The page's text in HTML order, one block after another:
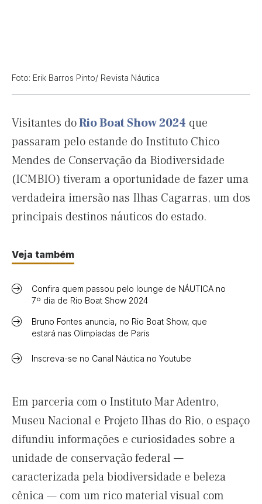
Foto: Erik Barros Pinto/ Revista Náutica
Visitantes doRio Boat Show 2024 que
passaram pelo estande do Instituto Chico
Mendes de Conservação da Biodiversidade
(ICMBIO) tiveram a oportunidade de fazer uma
verdadeira imersão nas Ilhas Cagarras, um dos
principais destinos náuticos do estado.
Veja também
Confira quem passou pelo lounge de NÁUTICA no
7º dia de Rio Boat Show 2024
Bruno Fontes anuncia, no Rio Boat Show, que
estará nas Olimpíadas de Paris
Inscreva-se no Canal Náutica no Youtube
Em parceria com o Instituto Mar Adentro,
Museu Nacional e Projeto Ilhas do Rio, o espaço
difundiu informações e curiosidades sobre a
unidade de conservação federal —
caracterizada pela biodiversidade e beleza
cênica — com um rico material visual com